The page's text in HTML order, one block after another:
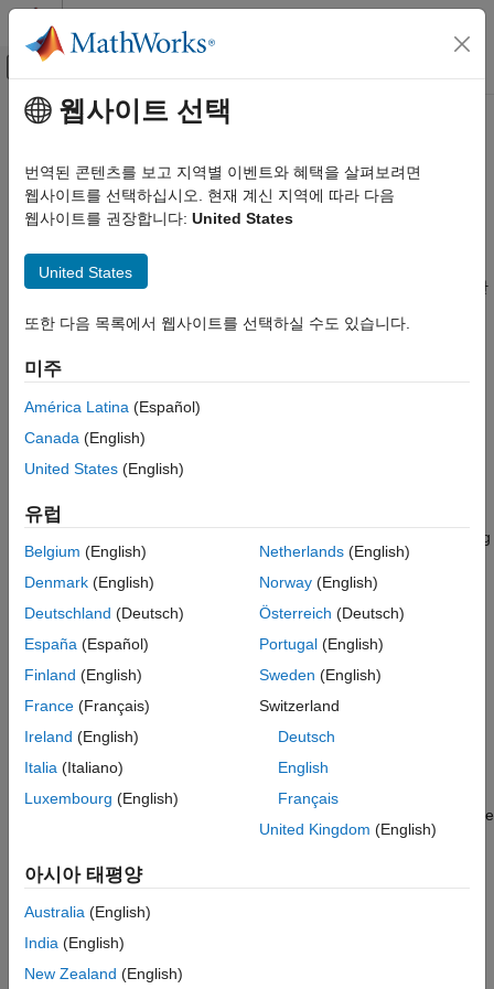
콘텐츠로 바로 가기
오프캔버스 탐색 메뉴 토글
문서 홈
Embedded Coder
아키텍처 및 컴포넌트 설계
카테고리
타이머
이벤트 기반 스케줄링
주요 콘텐츠
이 페이지는 기계 번역을 사용하여 번역되었습니다. 영어 원문을
시간 기반 스케줄링
솔버, 샘플 레이트 및 변환, 태스킹, 실시간 실행
시간 기반 스케줄링에 의존하는 알고리즘을 지원하고 이에 필요한
사용법을 평가합니다. 하나 이상의 샘플 레이트에서 실행되는
모드와 멀티태스킹 실행 모드 중에서 선택하십시오. 모델 내에서
샘플 레이트 변환을 식별하고 처리합니다.
도움말 항목
Consider continuous and discrete block usage, sample times,
rate transitions for multirate models, discretization, and choosing
between single-tasking mode and multitasking mode when
designing models intended for code generation.
Generate callable entry-point functions for the algorithm
represented by a top model.
Learn about data transfer basics.
Configure Time-Based Scheduling
Configure the solver type, solver, fixed-step size, periodic sample
time constraints, and solver diagnostics for code generation.
Execution of Code Generated from a Model
Execute code generated from single-tasking and multitasking
environments.
웹사이트 선택
번역된 콘텐츠를 보고 지역별 이벤트와 혜택을 살펴보려면
웹사이트를 선택하십시오. 현재 계신 지역에 따라 다음
웹사이트를 권장합니다: United States
United States
또한 다음 목록에서 웹사이트를 선택하실 수도 있습니다.
미주
América Latina (Español)
Canada (English)
United States (English)
유럽
Belgium (English)
Denmark (English)
Deutschland (Deutsch)
España (Español)
Finland (English)
France (Français)
Ireland (English)
Italia (Italiano)
Luxembourg (English)
Netherlands(English)
Norway(English)
Österreich (Deutsch)
Portugal(English)
Sweden (English)
Switzerland
Deutsch
English
Français
United Kingdom (English)
아시아 태평양
Australia (English)
India (English)
New Zealand (English)